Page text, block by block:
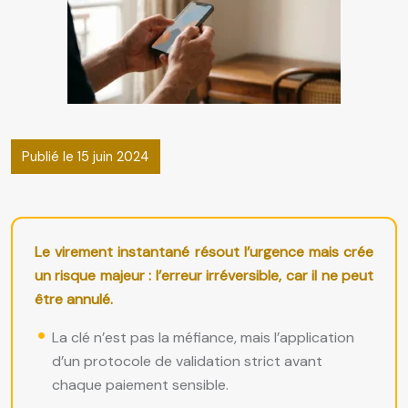
Publié le 15 juin 2024
Le virement instantané résout l’urgence mais crée
un risque majeur : l’erreur irréversible, car il ne peut
être annulé.
La clé n’est pas la méfiance, mais l’application
d’un protocole de validation strict avant
chaque paiement sensible.